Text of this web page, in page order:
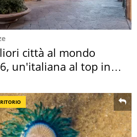
città al mondo
un'italiana al top in